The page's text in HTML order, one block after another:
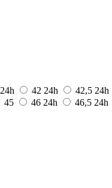
24h 42 24h 42,5 24h
45 46 24h 46,5 24h